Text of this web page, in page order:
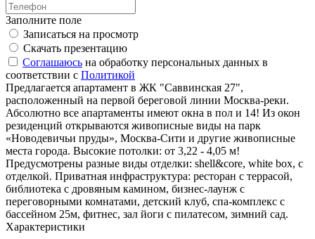
Заполните поле
Записаться на просмотр
Скачать презентацию
Соглашаюсь на обработку персональных данных в
соответствии с Политикой
Предлагается апартамент в ЖК "Саввинская 27",
расположенный на первой береговой линии Москва-реки.
Абсолютно все апартаменты имеют окна в пол и 14! Из окон
резиденций открываются живописные виды на парк
«Новодевичьи пруды», Москва-Сити и другие живописные
места города. Высокие потолки: от 3,22 - 4,05 м!
Предусмотрены разные виды отделки: shell&core, white box, с
отделкой. Приватная инфраструктура: ресторан с террасой,
библиотека с дровяным камином, бизнес-лаунж с
переговорными комнатами, детский клуб, спа-комплекс с
бассейном 25м, фитнес, зал йоги с пилатесом, зимний сад.
Характеристики